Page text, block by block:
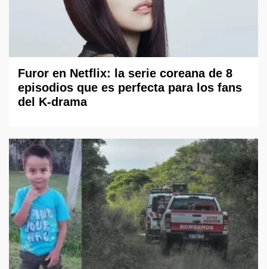
Furor en Netflix: la serie coreana de 8
episodios que es perfecta para los fans
del K-drama